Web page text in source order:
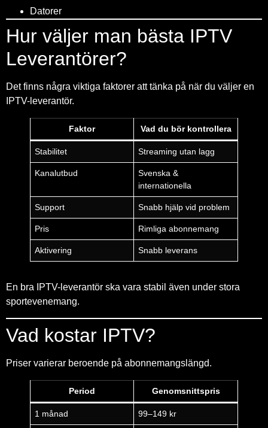
Datorer
Hur väljer man bästa IPTV
Leverantörer?
Det finns några viktiga faktorer att tänka på när du väljer en
IPTV-leverantör.
Faktor Vad du bör kontrollera
Stabilitet Streaming utan lagg
Kanalutbud
Svenska &
internationella
Support Snabb hjälp vid problem
Pris Rimliga abonnemang
Aktivering Snabb leverans
En bra IPTV-leverantör ska vara stabil även under stora
sportevenemang.
Vad kostar IPTV?
Priser varierar beroende på abonnemangslängd.
Period Genomsnittspris
1 månad 99–149 kr